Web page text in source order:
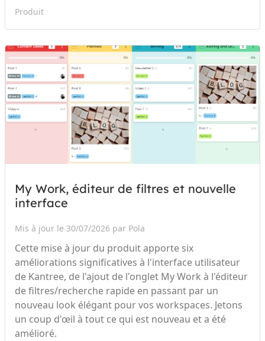
Produit
My Work, éditeur de filtres et nouvelle
interface
Mis à jour le 30/07/2026 par Pola
Cette mise à jour du produit apporte six
améliorations significatives à l'interface utilisateur
de Kantree, de l'ajout de l'onglet My Work à l'éditeur
de filtres/recherche rapide en passant par un
nouveau look élégant pour vos workspaces. Jetons
un coup d'œil à tout ce qui est nouveau et a été
amélioré.